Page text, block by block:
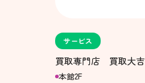
サービス
買取専門店 買取大吉
本館2F